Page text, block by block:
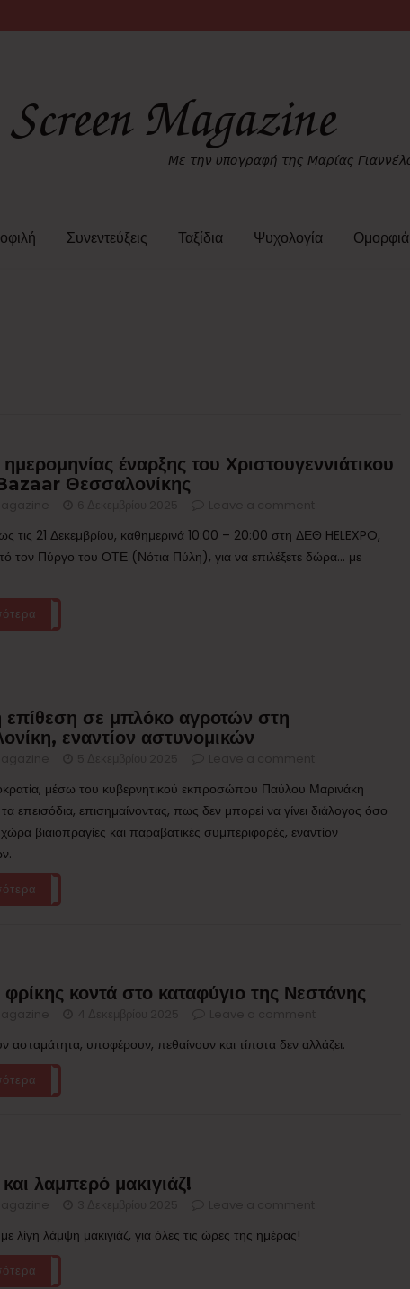
Συνεντεύξεις Ταξίδια Ψυχολογία Ομορφιά
έναρξης του Χριστουγεννιάτικου
Θεσσαλονίκης
τις 21 Δεκεμβρίου, καθημερινά 10:00 – 20:00 στη ΔΕΘ HELEXPO,
τον Πύργο του ΟΤΕ (Νότια Πύλη), για να επιλέξετε δώρα… με
σε μπλόκο αγροτών στη
εναντίον αστυνομικών
μέσω του κυβερνητικού εκπροσώπου Παύλου Μαρινάκη
επεισόδια, επισημαίνοντας, πως δεν μπορεί να γίνει διάλογος όσο
βιαιοπραγίες και παραβατικές συμπεριφορές, εναντίον
φρίκης κοντά στο καταφύγιο της Νεστάνης
ασταμάτητα, υποφέρουν, πεθαίνουν και τίποτα δεν αλλάζει.
λαμπερό μακιγιάζ!
λίγη λάμψη μακιγιάζ, για όλες τις ώρες της ημέρας!